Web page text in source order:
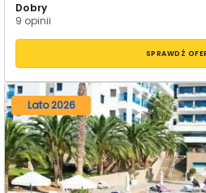
Dobry
9 opinii
SPRAWDŹ
Lato 2026